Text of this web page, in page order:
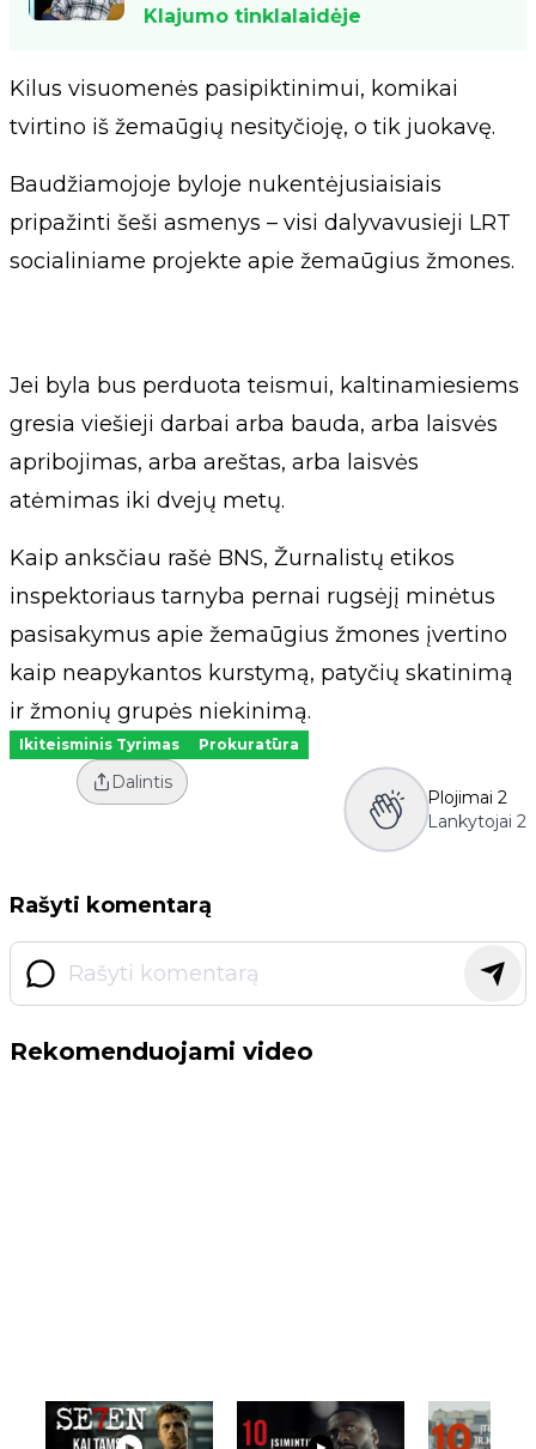
Klajumo tinklalaidėje
Kilus visuomenės pasipiktinimui, komikai
tvirtino iš žemaūgių nesityčioję, o tik juokavę.
Baudžiamojoje byloje nukentėjusiaisiais
pripažinti šeši asmenys – visi dalyvavusieji LRT
socialiniame projekte apie žemaūgius žmones.
Jei byla bus perduota teismui, kaltinamiesiems
gresia viešieji darbai arba bauda, arba laisvės
apribojimas, arba areštas, arba laisvės
atėmimas iki dvejų metų.
Kaip anksčiau rašė BNS, Žurnalistų etikos
inspektoriaus tarnyba pernai rugsėjį minėtus
pasisakymus apie žemaūgius žmones įvertino
kaip neapykantos kurstymą, patyčių skatinimą
ir žmonių grupės niekinimą.
Ikiteisminis Tyrimas Prokuratūra
Dalintis
Plojimai 2
Lankytojai 2
Rašyti komentarą
Rekomenduojami video